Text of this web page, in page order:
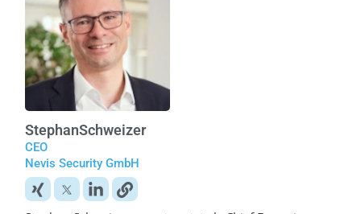
StephanSchweizer
CEO
Nevis Security GmbH